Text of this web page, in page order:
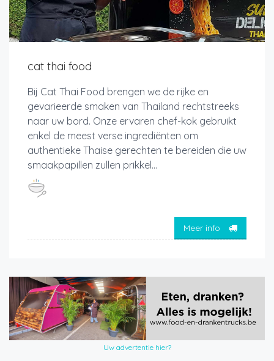
cat thai food
Bij Cat Thai Food brengen we de rijke en
gevarieerde smaken van Thailand rechtstreeks
naar uw bord. Onze ervaren chef-kok gebruikt
enkel de meest verse ingrediënten om
authentieke Thaise gerechten te bereiden die uw
smaakpapillen zullen prikkel...
Meer info
Uw advertentie hier?